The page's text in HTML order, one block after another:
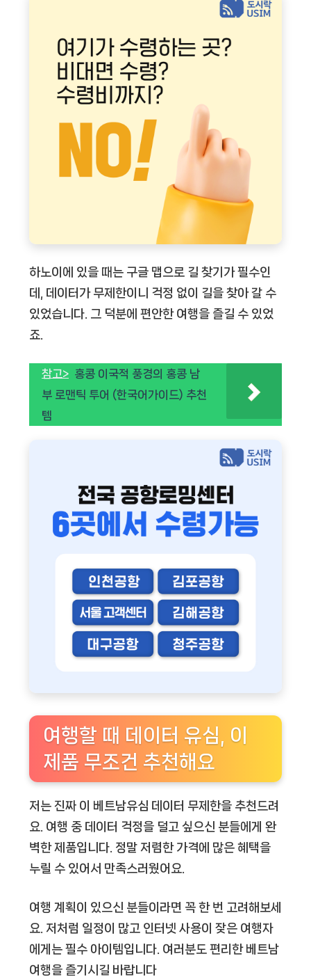
하노이에 있을 때는 구글 맵으로 길 찾기가 필수인
데, 데이터가 무제한이니 걱정 없이 길을 찾아 갈 수
있었습니다. 그 덕분에 편안한 여행을 즐길 수 있었
죠.
참고> 홍콩 이국적 풍경의 홍콩 남
부 로맨틱 투어 (한국어가이드) 추천
템
여행할 때 데이터 유심, 이
제품 무조건 추천해요
저는 진짜 이 베트남유심 데이터 무제한을 추천드려
요. 여행 중 데이터 걱정을 덜고 싶으신 분들에게 완
벽한 제품입니다. 정말 저렴한 가격에 많은 혜택을
누릴 수 있어서 만족스러웠어요.
여행 계획이 있으신 분들이라면 꼭 한 번 고려해보세
요. 저처럼 일정이 많고 인터넷 사용이 잦은 여행자
에게는 필수 아이템입니다. 여러분도 편리한 베트남
여행을 즐기시길 바랍니다